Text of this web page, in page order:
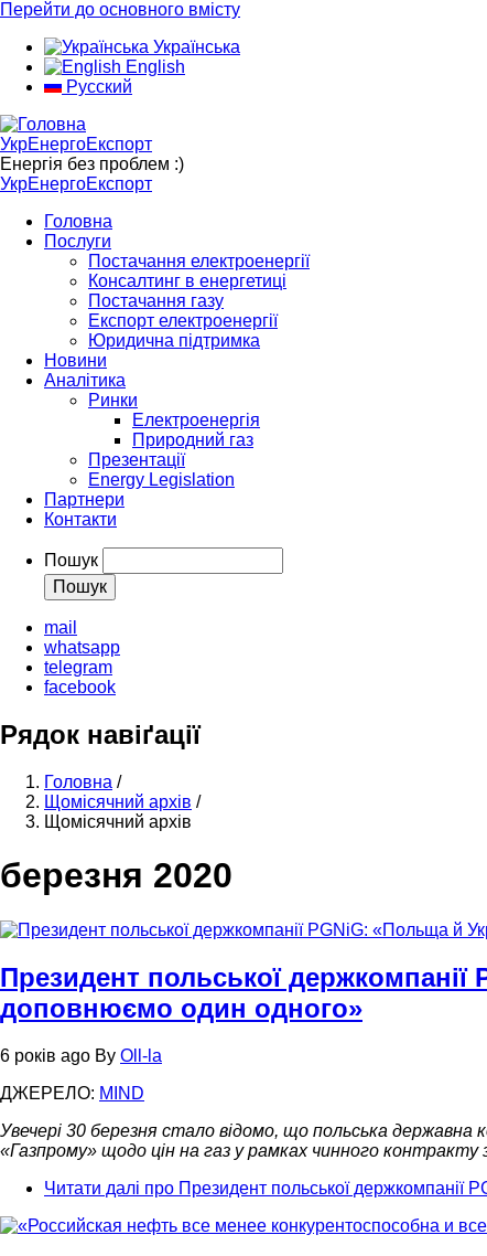
Перейти до основного вмісту
Українська
English
Русский
УкрЕнергоЕкспорт
Енергія без проблем :)
УкрЕнергоЕкспорт
Головна
Послуги
Постачання електроенергії
Консалтинг в енергетиці
Постачання газу
Експорт електроенергії
Юридична підтримка
Новини
Аналітика
Ринки
Електроенергія
Природний газ
Презентації
Energy Legislation
Партнери
Контакти
Пошук
mail
whatsapp
telegram
facebook
Рядок навіґації
Головна /
Щомісячний архів /
Щомісячний архів
березня 2020
Президент польської держкомпанії
доповнюємо один одного»
6 років ago By Oll-la
ДЖЕРЕЛО: MIND
Увечері 30 березня стало відомо, що польська
«Газпрому» щодо цін на газ у рамках чинного
Читати далі про Президент польської держкомпанії